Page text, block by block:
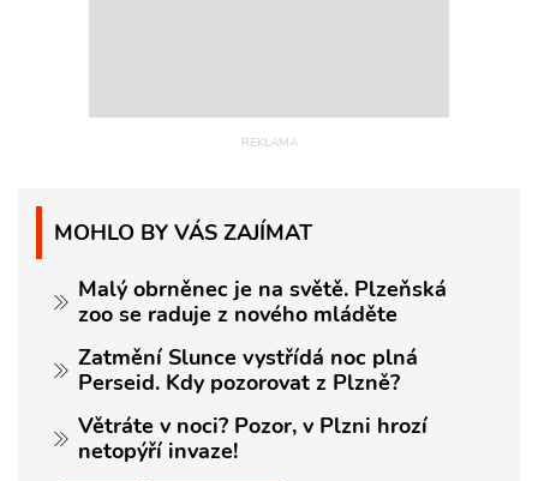
MOHLO BY VÁS ZAJÍMAT
Malý obrněnec je na světě. Plzeňská
zoo se raduje z nového mláděte
Zatmění Slunce vystřídá noc plná
Perseid. Kdy pozorovat z Plzně?
Větráte v noci? Pozor, v Plzni hrozí
netopýří invaze!